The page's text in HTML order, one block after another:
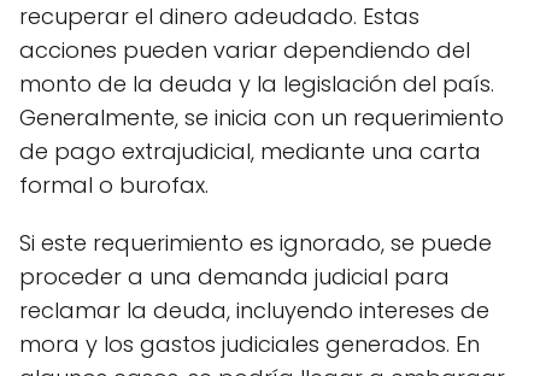
recuperar el dinero adeudado. Estas
acciones pueden variar dependiendo del
monto de la deuda y la legislación del país.
Generalmente, se inicia con un requerimiento
de pago extrajudicial, mediante una carta
formal o burofax.
Si este requerimiento es ignorado, se puede
proceder a una demanda judicial para
reclamar la deuda, incluyendo intereses de
mora y los gastos judiciales generados. En